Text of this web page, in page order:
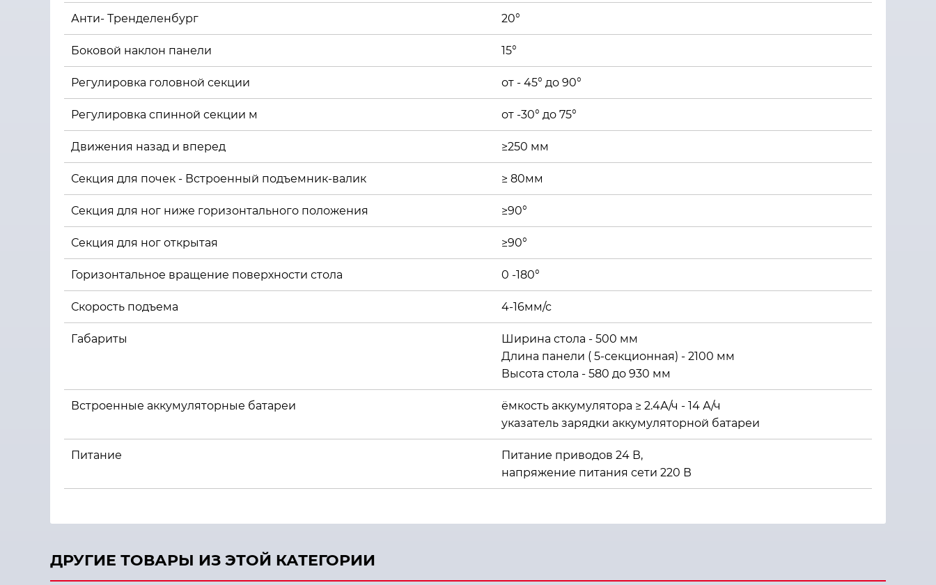
Анти- Тренделенбург 20°
Боковой наклон панели 15°
Регулировка головной секции от - 45° до 90°
Регулировка спинной секции м от -30° до 75°
Движения назад и вперед ≥250 мм
Секция для почек - Встроенный подъемник-валик ≥ 80мм
Секция для ног ниже горизонтального положения ≥90°
Секция для ног открытая ≥90°
Горизонтальное вращение поверхности стола 0 -180°
Скорость подъема 4-16мм/с
Габариты
Ширина стола - 500 мм
Длина панели ( 5-секционная) - 2100 мм
Высота стола - 580 до 930 мм
Встроенные аккумуляторные батареи
ёмкость аккумулятора ≥ 2.4А/ч - 14 А/ч
указатель зарядки аккумуляторной батареи
Питание
Питание приводов 24 В,
напряжение питания сети 220 В
ДРУГИЕ ТОВАРЫ ИЗ ЭТОЙ КАТЕГОРИИ